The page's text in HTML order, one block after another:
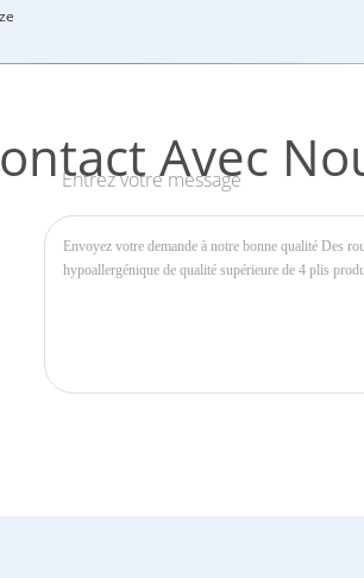
Avec
Entrez votre message